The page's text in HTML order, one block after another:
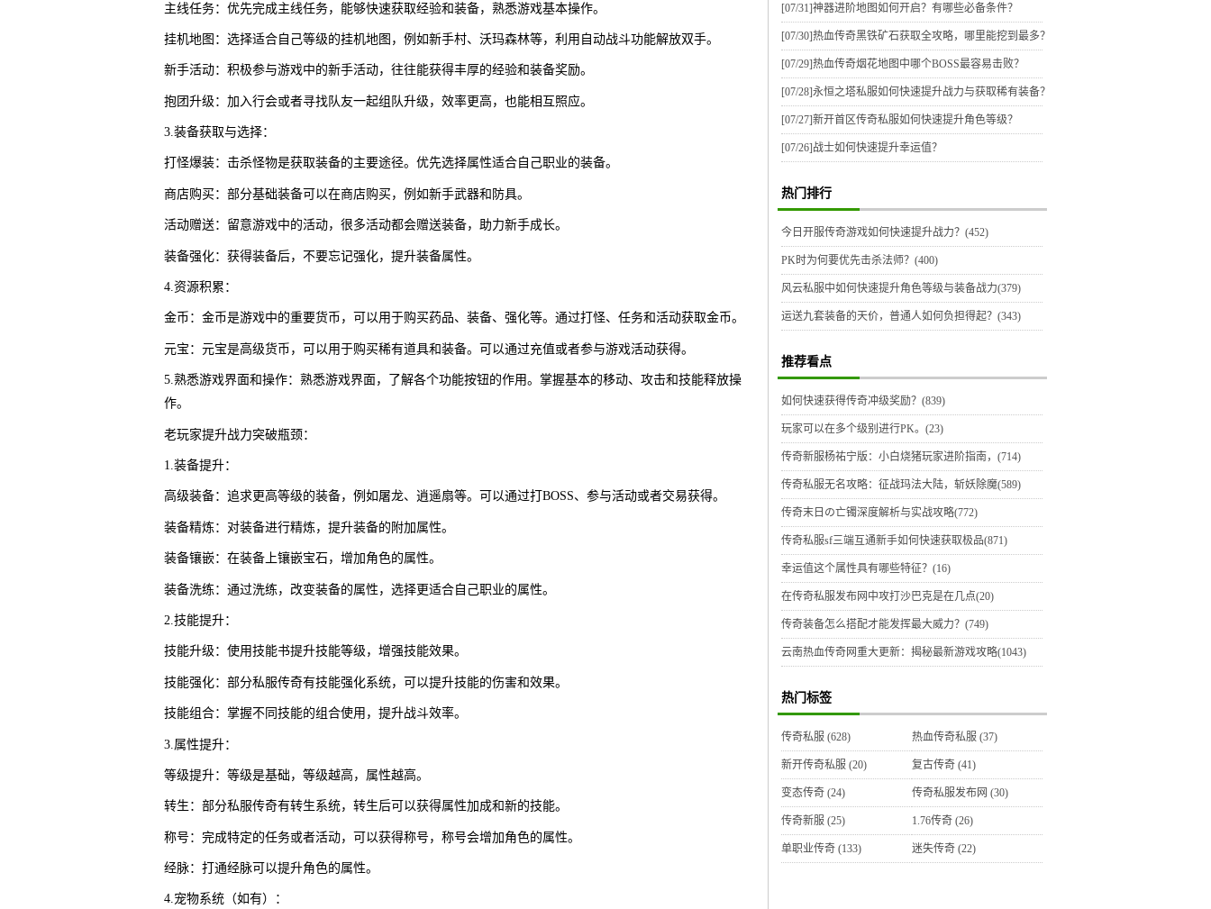
主线任务：优先完成主线任务，能够快速获取经验和装备，熟悉游戏基本操作。
挂机地图：选择适合自己等级的挂机地图，例如新手村、沃玛森林等，利用自动战斗功能解放双手。
新手活动：积极参与游戏中的新手活动，往往能获得丰厚的经验和装备奖励。
抱团升级：加入行会或者寻找队友一起组队升级，效率更高，也能相互照应。
3.装备获取与选择：
打怪爆装：击杀怪物是获取装备的主要途径。优先选择属性适合自己职业的装备。
商店购买：部分基础装备可以在商店购买，例如新手武器和防具。
活动赠送：留意游戏中的活动，很多活动都会赠送装备，助力新手成长。
装备强化：获得装备后，不要忘记强化，提升装备属性。
4.资源积累：
金币：金币是游戏中的重要货币，可以用于购买药品、装备、强化等。通过打怪、任务和活动获取金币。
元宝：元宝是高级货币，可以用于购买稀有道具和装备。可以通过充值或者参与游戏活动获得。
5.熟悉游戏界面和操作：熟悉游戏界面，了解各个功能按钮的作用。掌握基本的移动、攻击和技能释放操
作。
老玩家提升战力突破瓶颈：
1.装备提升：
高级装备：追求更高等级的装备，例如屠龙、逍遥扇等。可以通过打BOSS、参与活动或者交易获得。
装备精炼：对装备进行精炼，提升装备的附加属性。
装备镶嵌：在装备上镶嵌宝石，增加角色的属性。
装备洗练：通过洗练，改变装备的属性，选择更适合自己职业的属性。
2.技能提升：
技能升级：使用技能书提升技能等级，增强技能效果。
技能强化：部分私服传奇有技能强化系统，可以提升技能的伤害和效果。
技能组合：掌握不同技能的组合使用，提升战斗效率。
3.属性提升：
等级提升：等级是基础，等级越高，属性越高。
转生：部分私服传奇有转生系统，转生后可以获得属性加成和新的技能。
称号：完成特定的任务或者活动，可以获得称号，称号会增加角色的属性。
经脉：打通经脉可以提升角色的属性。
4.宠物系统（如有）：
[07/31]神器进阶地图如何开启？有哪些必备条件？
[07/30]热血传奇黑铁矿石获取全攻略，哪里能挖到最多？
[07/29]热血传奇烟花地图中哪个BOSS最容易击败？
[07/28]永恒之塔私服如何快速提升战力与获取稀有装备？
[07/27]新开首区传奇私服如何快速提升角色等级？
[07/26] 战士如何快速提升幸运值？
热门排行
今日开服传奇游戏如何快速提升战力？(452)
PK时为何要优先击杀法师？(400)
风云私服中如何快速提升角色等级与装备战力(379)
运送九套装备的天价，普通人如何负担得起？(343)
推荐看点
如何快速获得传奇冲级奖励？(839)
玩家可以在多个级别进行PK。(23)
传奇新服杨祐宁版：小白烧猪玩家进阶指南，(714)
传奇私服无名攻略：征战玛法大陆，斩妖除魔(589)
传奇末日の亡镯深度解析与实战攻略(772)
传奇私服sf三端互通新手如何快速获取极品(871)
幸运值这个属性具有哪些特征？(16)
在传奇私服发布网中攻打沙巴克是在几点(20)
传奇装备怎么搭配才能发挥最大威力？(749)
云南热血传奇网重大更新：揭秘最新游戏攻略(1043)
热门标签
传奇私服 (628) 热血传奇私服 (37)
新开传奇私服 (20) 复古传奇 (41)
变态传奇 (24) 传奇私服发布网 (30)
传奇新服 (25) 1.76传奇 (26)
单职业传奇 (133) 迷失传奇 (22)